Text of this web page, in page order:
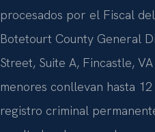
procesados por el Fiscal
Botetourt County General
Street, Suite A, Fincastle,
menores conllevan hasta
registro criminal